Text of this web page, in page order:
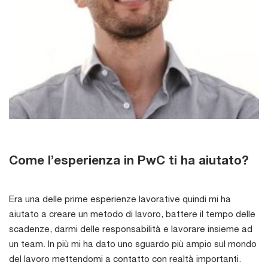
Come l’esperienza in PwC ti ha aiutato?
Era una delle prime esperienze lavorative quindi mi ha
aiutato a creare un metodo di lavoro, battere il tempo delle
scadenze, darmi delle responsabilità e lavorare insieme ad
un team. In più mi ha dato uno sguardo più ampio sul mondo
del lavoro mettendomi a contatto con realtà importanti.